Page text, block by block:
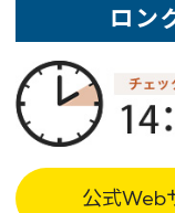
会員登録
予
特別優待会
ロン
公式Web